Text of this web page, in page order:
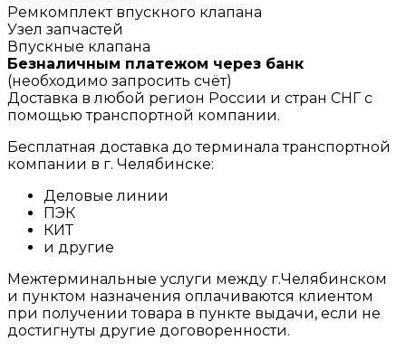
Ремкомплект впускного клапана
Узел запчастей
Впускные клапана
Безналичным платежом через банк
(необходимо запросить счёт)
Доставка в любой регион России и стран СНГ с
помощью транспортной компании.
Бесплатная доставка до терминала транспортной
компании в г. Челябинске:
Деловые линии
ПЭК
КИТ
и другие
Межтерминальные услуги между г.Челябинском
и пунктом назначения оплачиваются клиентом
при получении товара в пункте выдачи, если не
достигнуты другие договоренности.